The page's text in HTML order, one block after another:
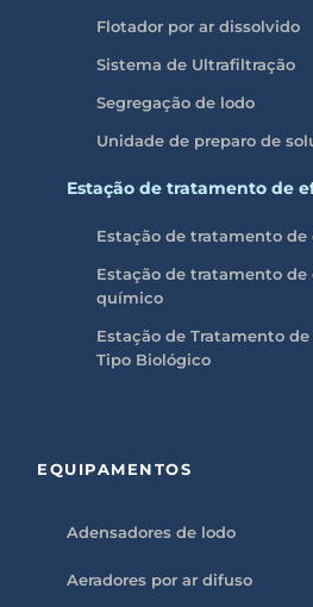
Flotador por ar dissolvido
Sistema de Ultrafiltração
Segregação de lodo
Unidade de preparo de
Estação de tratamento de
Estação de tratamento
Estação de tratamento
químico
Estação de Tratamento
Tipo Biológico
EQUIPAMENTOS
Adensadores de lodo
Aeradores por ar difuso